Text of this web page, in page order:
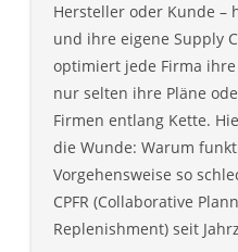
Hersteller oder Kunde –
und ihre eigene Supply
optimiert jede Firma
nur selten ihre Pläne
Firmen entlang Kette.
die Wunde: Warum
Vorgehensweise so
CPFR (Collaborative
Replenishment) seit